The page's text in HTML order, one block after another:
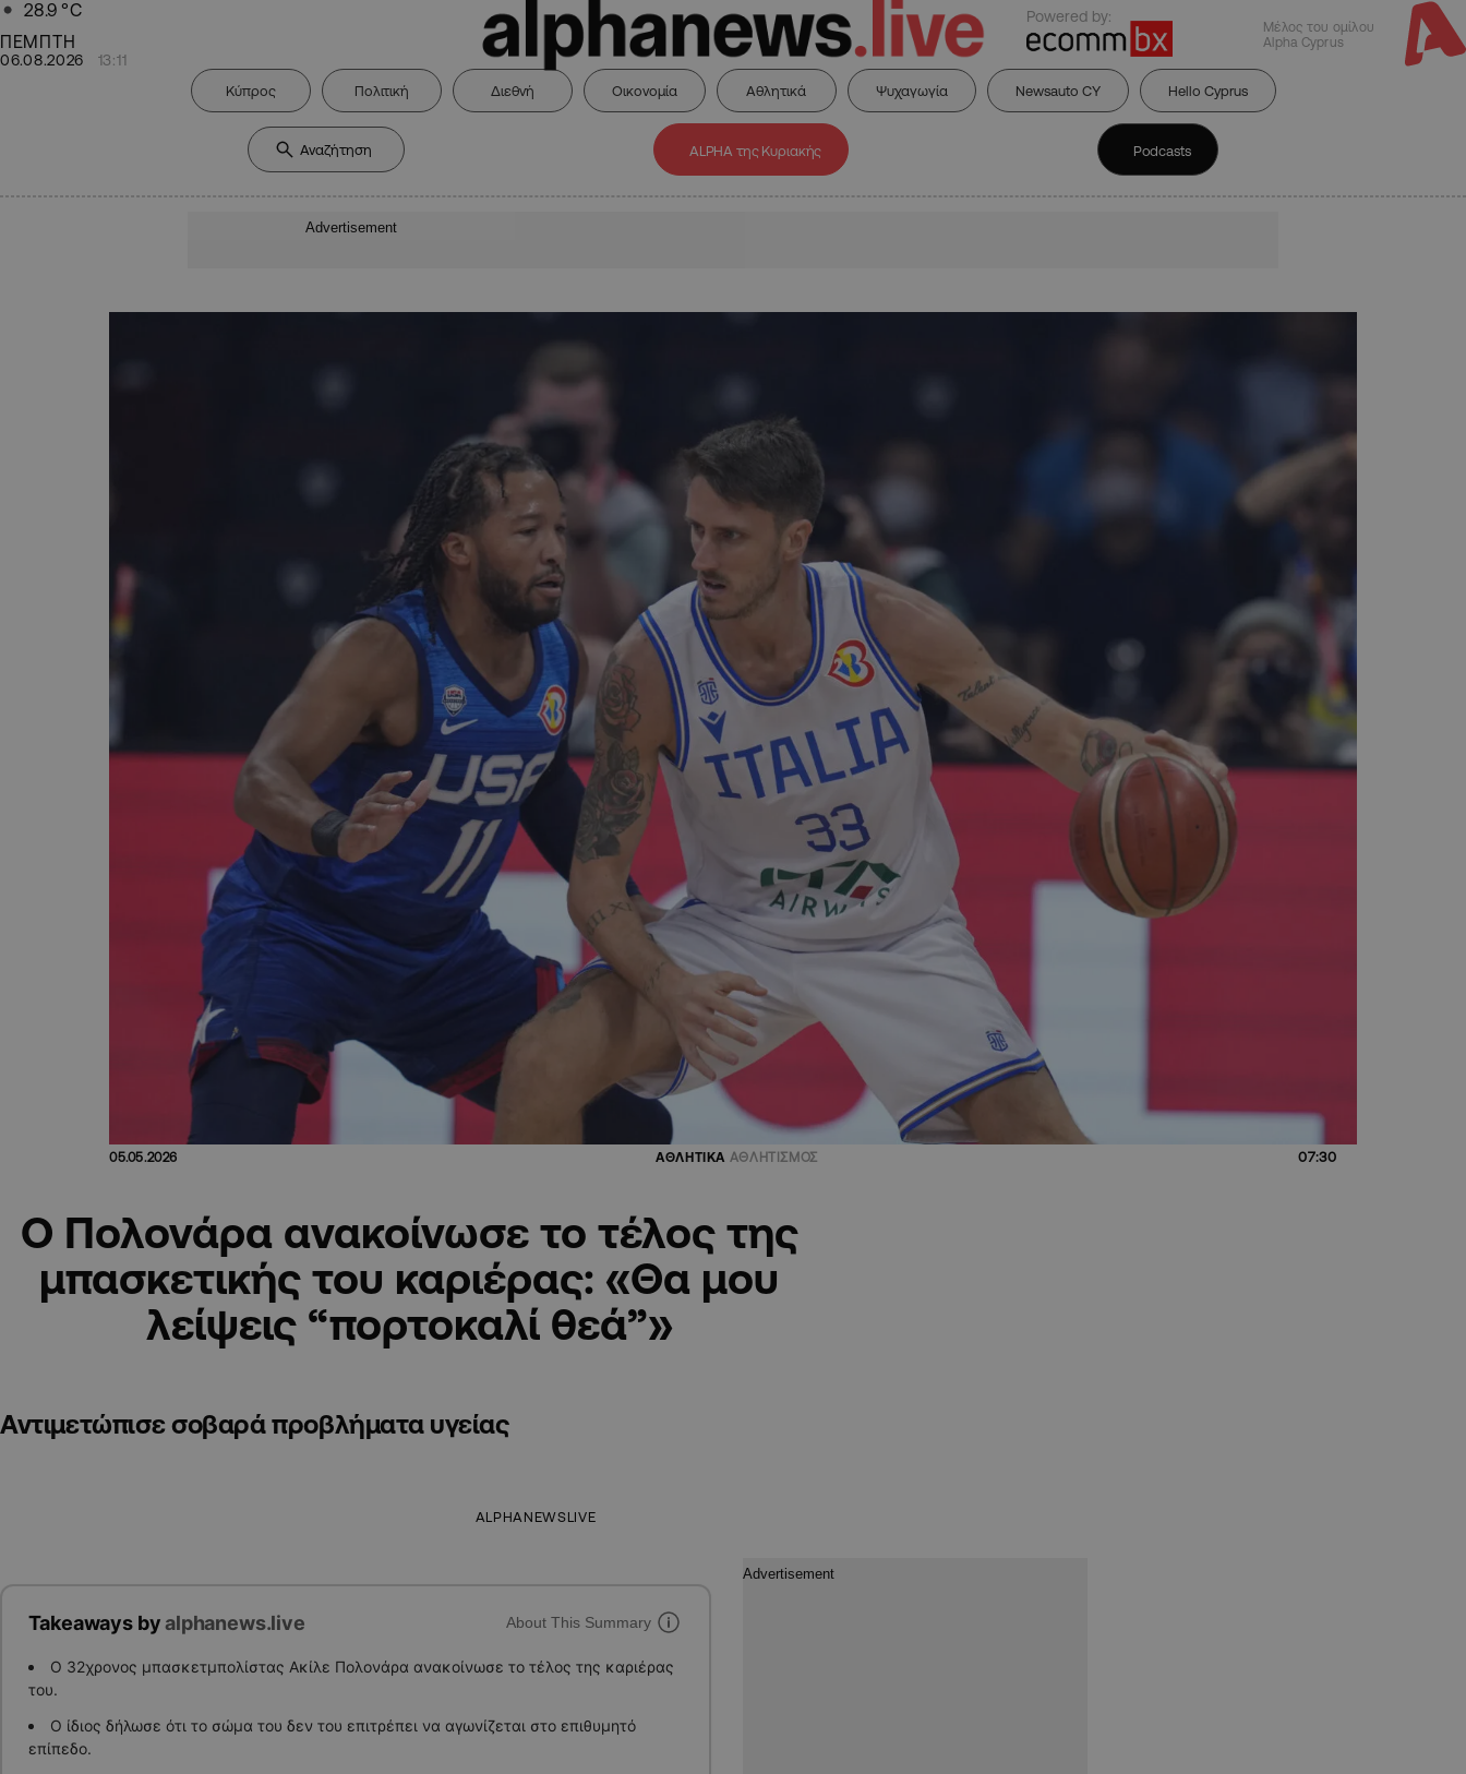
28.9 °C
ΠΕΜΠΤΗ
06.08.2026 13:11
Powered by:
Μέλος του ομίλου
Alpha Cyprus
Κύπρος Πολιτική Διεθνή Οικονομία Αθλητικά Ψυχαγωγία Newsauto CY Hello Cyprus
ALPHA της Κυριακής Podcasts
Advertisement
05.05.2026 ΑΘΛΗΤΙΚΑ ΑΘΛΗΤΙΣΜΟΣ 07:30
Ο Πολονάρα ανακοίνωσε το τέλος της
μπασκετικής του καριέρας: «Θα μου
λείψεις “πορτοκαλί θεά”»
Αντιμετώπισε σοβαρά προβλήματα υγείας
ALPHANEWSLIVE
Takeaways byalphanews.live About This Summary
Ο 32χρονος μπασκετμπολίστας Ακίλε Πολονάρα ανακοίνωσε το τέλος της καριέρας
του.
Ο ίδιος δήλωσε ότι το σώμα του δεν του επιτρέπει να αγωνίζεται στο επιθυμητό
επίπεδο.